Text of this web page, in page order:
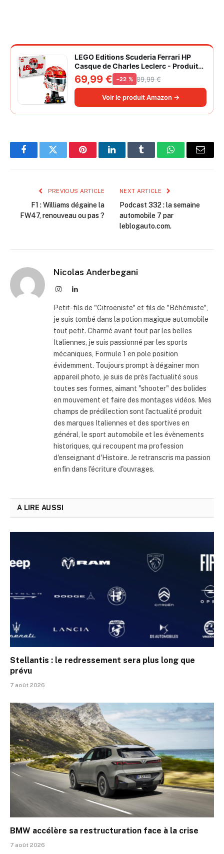
LEGO Editions Scuderia Ferrari HP
Casque de Charles Leclerc - Produit
F1 - Maquette avec Minifigurine
Collector - Décoration Intérieure -
Cadeau pour Garçon dès 14 ans et
Adulte Fan d'Automobile 43014
69,99 € −22 % 89,99 €
Voir le produit Amazon →
FacebookTwitter PinterestLinkedInTumblr WhatsAppEmail
PREVIOUS ARTICLE
F1 : Williams dégaine la
FW47, renouveau ou pas ?
NEXT ARTICLE
Podcast 332 : la semaine
automobile 7 par
leblogauto.com.
Nicolas Anderbegani
InstagramLinkedIn
Petit-fils de "Citroëniste" et fils de "Béhémiste",
je suis tombé dans la potion magique automobile
tout petit. Charmé avant tout par les belles
Italiennes, je suis passionné par les sports
mécaniques, Formule 1 en pole position
évidemment. Toujours prompt à dégainer mon
appareil photo, je suis de près l'actualité sous
toutes ses formes, aimant "shooter" des bolides
en mouvement et faire des montages vidéos. Mes
champs de prédilection sont l'actualité produit
des marques Italiennes et des sportives en
général, le sport automobile et les évènements
historiques, qui recoupent ma profession
d'enseignant d'Histoire. Je retranscris ma passion
enfin dans l'écriture d'ouvrages.
A LIRE AUSSI
Stellantis : le redressement sera plus long que
prévu
7 août 2026
BMW accélère sa restructuration face à la crise
7 août 2026